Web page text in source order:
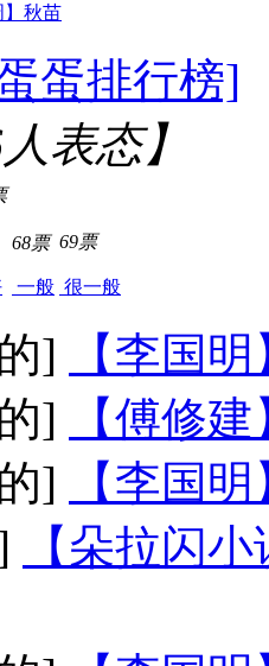
】秋苗
蛋排行榜]
人表态】
68票
一般
69票
很一般
]
【李国
]
【傅修
]
【李国
【朵拉闪